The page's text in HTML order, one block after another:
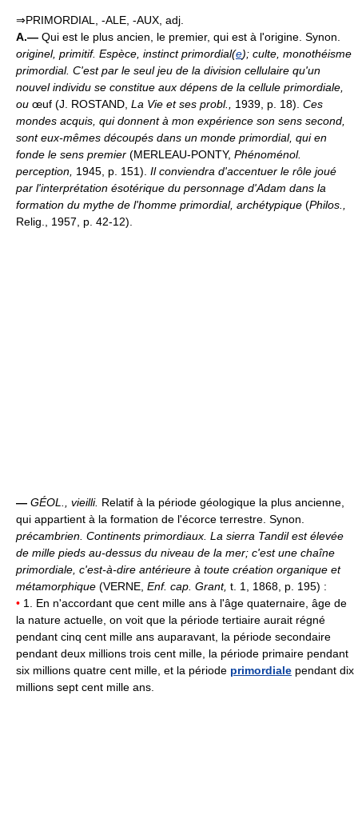
⇒PRIMORDIAL, -ALE, -AUX, adj.
A.— Qui est le plus ancien, le premier, qui est à l'origine. Synon.
originel, primitif. Espèce, instinct primordial(e); culte, monothéisme
primordial. C'est par le seul jeu de la division cellulaire qu'un
nouvel individu se constitue aux dépens de la cellule primordiale,
ou œuf (J. ROSTAND, La Vie et ses probl., 1939, p. 18). Ces
mondes acquis, qui donnent à mon expérience son sens second,
sont eux-mêmes découpés dans un monde primordial, qui en
fonde le sens premier (MERLEAU-PONTY, Phénoménol.
perception, 1945, p. 151). Il conviendra d'accentuer le rôle joué
par l'interprétation ésotérique du personnage d'Adam dans la
formation du mythe de l'homme primordial, archétypique (Philos.,
Relig., 1957, p. 42-12).
— GÉOL., vieilli. Relatif à la période géologique la plus ancienne,
qui appartient à la formation de l'écorce terrestre. Synon.
précambrien. Continents primordiaux. La sierra Tandil est élevée
de mille pieds au-dessus du niveau de la mer; c'est une chaîne
primordiale, c'est-à-dire antérieure à toute création organique et
métamorphique (VERNE, Enf. cap. Grant, t. 1, 1868, p. 195) :
• 1. En n'accordant que cent mille ans à l'âge quaternaire, âge de
la nature actuelle, on voit que la période tertiaire aurait régné
pendant cinq cent mille ans auparavant, la période secondaire
pendant deux millions trois cent mille, la période primaire pendant
six millions quatre cent mille, et la période primordiale pendant dix
millions sept cent mille ans.